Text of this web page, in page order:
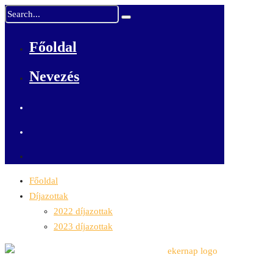
Főoldal
Nevezés
Főoldal
Díjazottak
2022 díjazottak
2023 díjazottak